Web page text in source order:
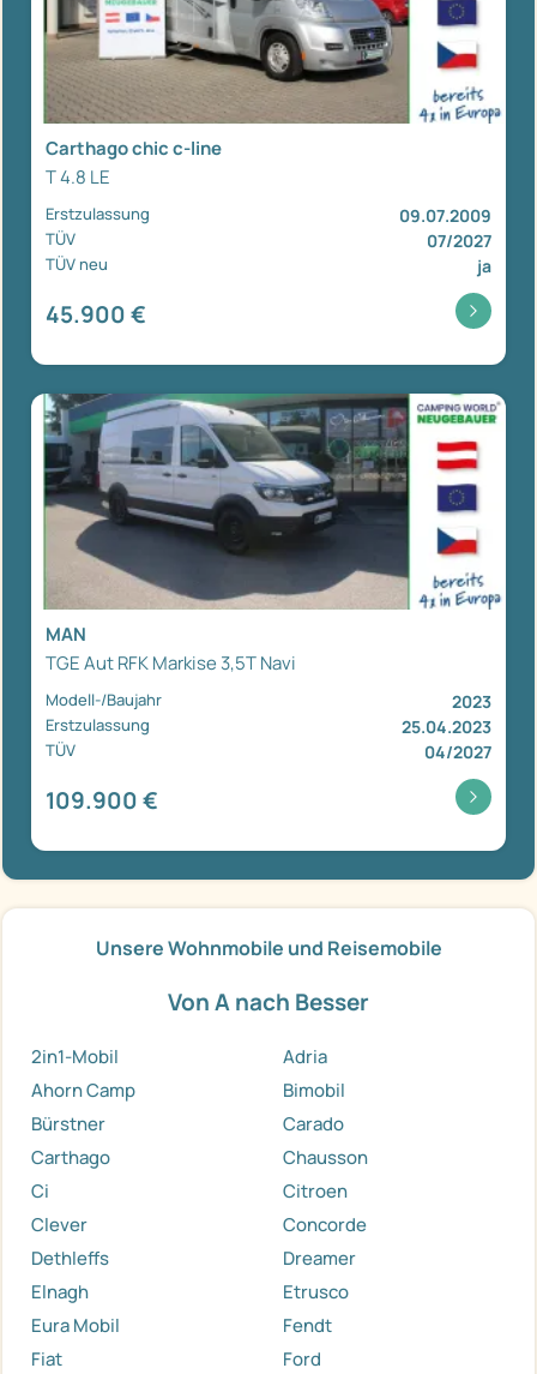
Carthago chic c-line
T 4.8 LE
Erstzulassung 09.07.2009
TÜV 07/2027
TÜV neu ja
45.900 €
MAN
TGE Aut RFK Markise 3,5T Navi
Modell-/Baujahr 2023
Erstzulassung 25.04.2023
TÜV 04/2027
109.900 €
Unsere Wohnmobile und Reisemobile
Von A nach Besser
2in1-Mobil
Adria
Ahorn Camp
Bimobil
Bürstner
Carado
Carthago
Chausson
Ci
Citroen
Clever
Concorde
Dethleffs
Dreamer
Elnagh
Etrusco
Eura Mobil
Fendt
Fiat
Ford